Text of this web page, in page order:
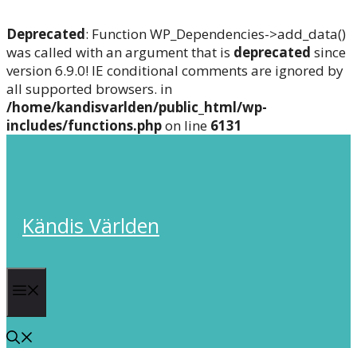
Deprecated: Function WP_Dependencies->add_data()
was called with an argument that is deprecated since
version 6.9.0! IE conditional comments are ignored by
all supported browsers. in
/home/kandisvarlden/public_html/wp-
includes/functions.phpon line 6131
Kändis Världen